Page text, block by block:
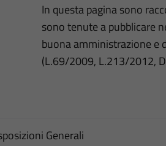
In questa pagina sono
sono tenute a pubblicare
buona amministrazione e
(L.69/2009, L.213/2012,
Generali